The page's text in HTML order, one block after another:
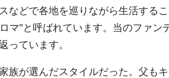
などで各地を巡りながら生活する
マ"と呼ばれています。当のファン
っています。
族が選んだスタイルだった。父も